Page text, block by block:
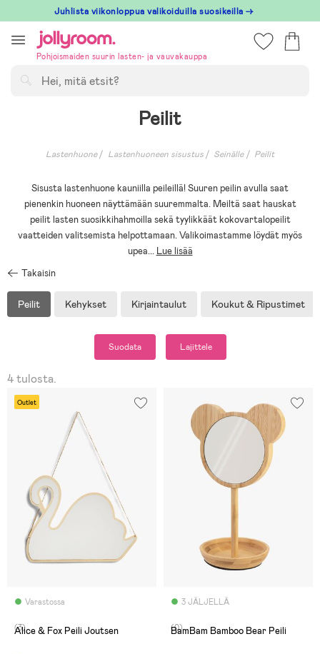
till
innehållet
Juhlista viikonloppua valikoiduilla suosikeilla →
Pohjoismaiden suurin lasten- ja vauvakauppa
Peilit
Lastenhuone Lastenhuoneen sisustus Seinälle Peilit
Sisusta lastenhuone kauniilla peileillä! Suuren peilin avulla saat
pienenkin huoneen näyttämään suuremmalta. Meiltä saat hauskat
peilit lasten suosikkihahmoilla sekä tyylikkäät kokovartalopeilit
vaatteiden valitsemista helpottamaan. Valikoimastamme löydät myös
upea... Lue lisää
Takaisin
Peilit Kehykset Kirjaintaulut Koukut & Ripustimet
Suodata Lajittele
4 tulosta.
Outlet
Varastossa
(3)
Alice & Fox Peili Joutsen
3 JÄLJELLÄ
(0)
BamBam Bamboo Bear Peili